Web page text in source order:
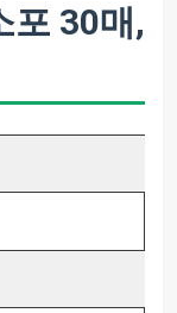
포 30매,